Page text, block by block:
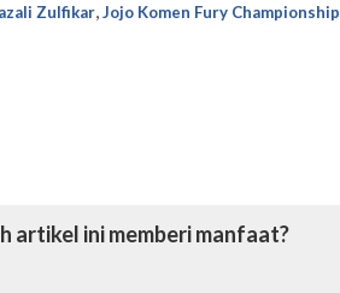
Zulfikar Jojo Komen Fury Championship
artikel ini memberi manfaat?